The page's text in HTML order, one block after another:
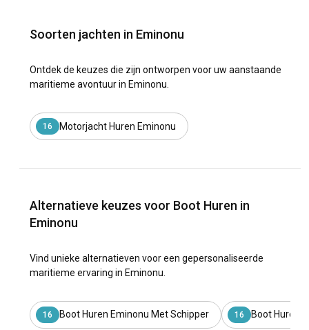
Soorten jachten in Eminonu
Ontdek de keuzes die zijn ontworpen voor uw aanstaande
maritieme avontuur in Eminonu.
16 Motorjacht Huren Eminonu
Alternatieve keuzes voor Boot Huren in
Eminonu
Vind unieke alternatieven voor een gepersonaliseerde
maritieme ervaring in Eminonu.
16 Boot Huren Eminonu Met Schipper 16 Boot Huren